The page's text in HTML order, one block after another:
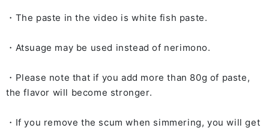
・The paste in the video is white fish paste.
・Atsuage may be used instead of nerimono.
・Please note that if you add more than 80g of paste,
the flavor will become stronger.
・If you remove the scum when simmering, you will get